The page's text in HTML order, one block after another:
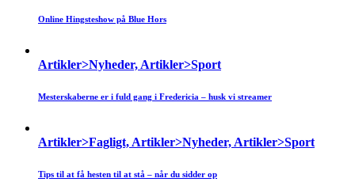
Online Hingsteshow på Blue Hors
Artikler>Nyheder, Artikler>Sport
Mesterskaberne er i fuld gang i Fredericia – husk vi streamer
Artikler>Fagligt, Artikler>Nyheder, Artikler>Sport
Tips til at få hesten til at stå – når du sidder op